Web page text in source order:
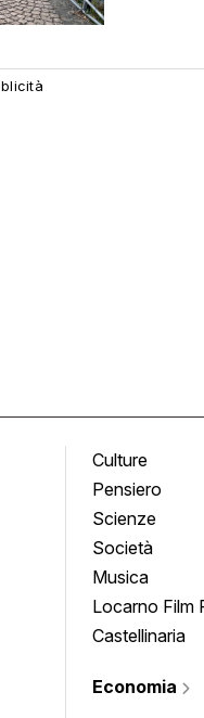
Culture
Pensiero
Scienze
Società
Musica
Locarno Film
Castellinaria
Economia